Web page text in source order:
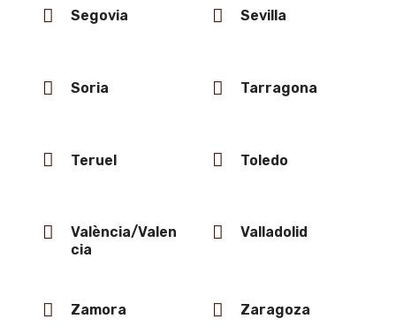
Segovia Sevilla
Soria Tarragona
Teruel Toledo
València/Valen
cia
Valladolid
Zamora Zaragoza